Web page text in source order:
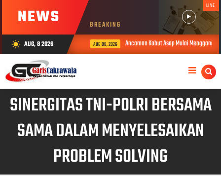
NEWS BREAKING
LIVE
wb_sunny AUG, 8 2026 AUG 08, 2026 Ancaman Kabut Asap Mulai
SINERGITAS TNI-POLRI BERSAMA
SAMA DALAM MENYELESAIKAN
PROBLEM SOLVING